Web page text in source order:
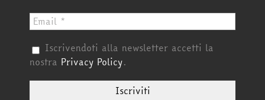
Iscrivendoti alla newsletter accetti la
nostra Privacy Policy.